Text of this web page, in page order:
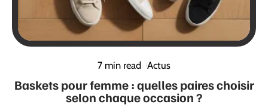
7 min read Actus
Baskets pour femme : quelles paires choisir
selon chaque occasion ?